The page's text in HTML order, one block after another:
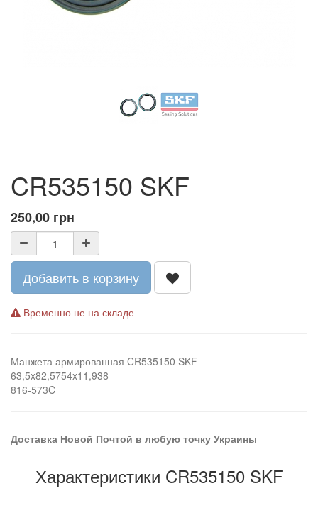
CR535150 SKF
250,00 грн
Добавить в корзину
Временно не на складе
Манжета армированная CR535150 SKF
63,5x82,5754x11,938
816-573C
Доставка Новой Почтой в любую точку Украины
Характеристики CR535150 SKF